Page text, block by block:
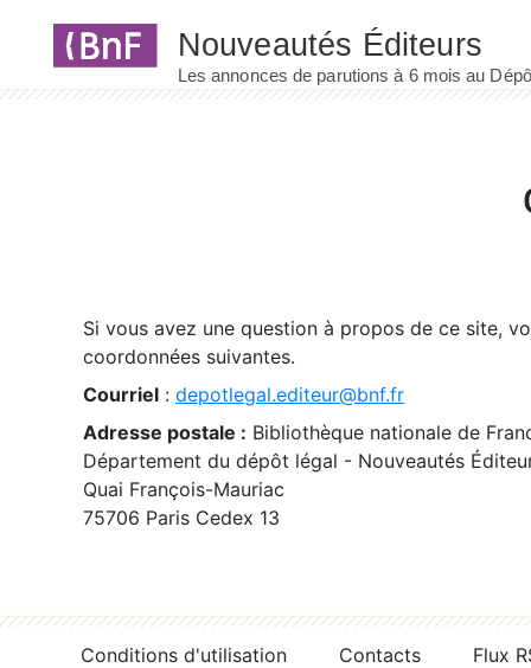
Si vous avez une question à propos de ce site,
coordonnées suivantes.
Courriel : depotlegal.editeur@bnf.fr
Adresse postale : Bibliothèque nationale de
Département du dépôt légal - Nouveautés
Quai François-Mauriac
75706 Paris Cedex 13
Conditions d'utilisation Contacts
Flux